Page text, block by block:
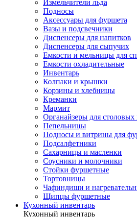
Измельчители льда
Подносы
Аксессуары для фуршета
Вазы и подсвечники
Диспенсеры для напитков
Диспенсеры для сыпучих
Емкости и мельницы для
Емкости охладительные
Инвентарь
Колпаки и крышки
Корзины и хлебницы
Креманки
Мармит
Органайзеры для столовых
Пепельницы
Подносы и витрины для
Подсалфетники
Сахарницы и масленки
Соусники и молочники
Стойки фуршетные
Тортовницы
Чафиндиши и
Щипцы фуршетные
Кухонный инвентарь
Кухонный инвентарь